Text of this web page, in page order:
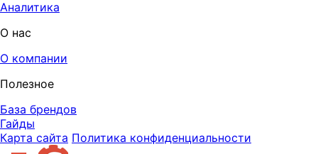
Аналитика
О нас
О компании
Полезное
База брендов
Гайды
Карта сайта Политика конфиденциальности